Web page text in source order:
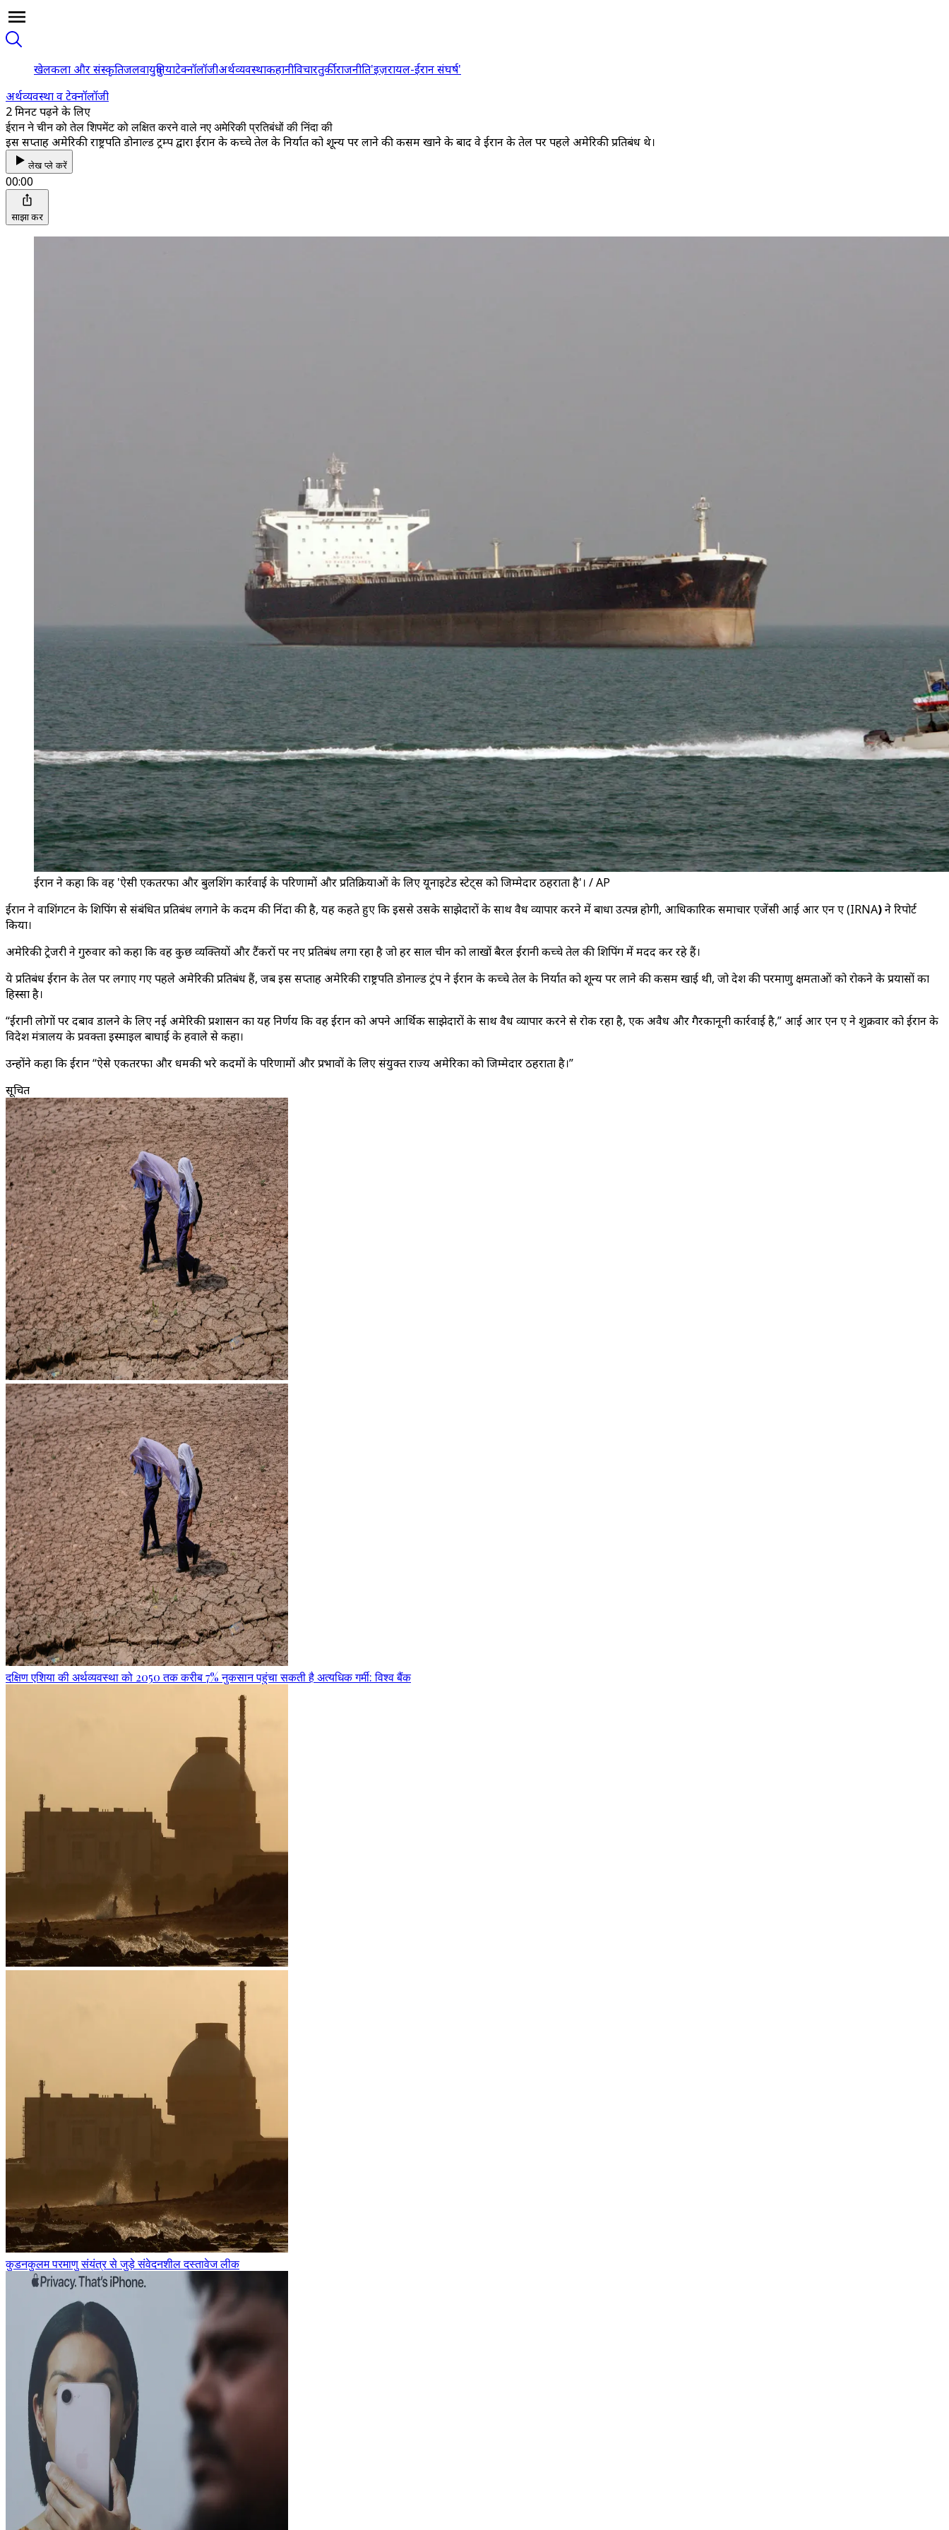
खेलकला और संस्कृतिजलवायुदुनियाटेक्नॉलॉजीअर्थव्यवस्थाकहानीविचारतुर्कीराजनीति'इज़रायल-ईरान संघर्ष'
अर्थव्यवस्था व टेक्नॉलॉजी
2 मिनट पढ़ने के लिए
ईरान ने चीन को तेल शिपमेंट को लक्षित करने वाले नए अमेरिकी प्रतिबंधों की निंदा की
इस सप्ताह अमेरिकी राष्ट्रपति डोनाल्ड ट्रम्प द्वारा ईरान के कच्चे तेल के निर्यात को शून्य पर लाने की कसम खाने के बाद वे ईरान के तेल पर पहले अमेरिकी प्रतिबंध थे।
लेख प्ले करें
00:00
साझा करें
ईरान ने कहा कि वह 'ऐसी एकतरफा और बुलशिंग कार्रवाई के परिणामों और प्रतिक्रियाओं के लिए यूनाइटेड स्टेट्स को जिम्मेदार ठहराता है'। / AP
ईरान ने वाशिंगटन के शिपिंग से संबंधित प्रतिबंध लगाने के कदम की निंदा की है, यह कहते हुए कि इससे उसके साझेदारों के साथ वैध व्यापार करने में बाधा उत्पन्न होगी, आधिकारिक समाचार एजेंसी आई आर एन ए (IRNA)ने रिपोर्ट
किया।
अमेरिकी ट्रेजरी ने गुरुवार को कहा कि वह कुछ व्यक्तियों और टैंकरों पर नए प्रतिबंध लगा रहा है जो हर साल चीन को लाखों बैरल ईरानी कच्चे तेल की शिपिंग में मदद कर रहे हैं।
ये प्रतिबंध ईरान के तेल पर लगाए गए पहले अमेरिकी प्रतिबंध हैं, जब इस सप्ताह अमेरिकी राष्ट्रपति डोनाल्ड ट्रंप ने ईरान के कच्चे तेल के निर्यात को शून्य पर लाने की कसम खाई थी, जो देश की परमाणु क्षमताओं को रोकने के प्रयासों का
हिस्सा है।
“ईरानी लोगों पर दबाव डालने के लिए नई अमेरिकी प्रशासन का यह निर्णय कि वह ईरान को अपने आर्थिक साझेदारों के साथ वैध व्यापार करने से रोक रहा है, एक अवैध और गैरकानूनी कार्रवाई है,” आई आर एन ए ने शुक्रवार को ईरान के
विदेश मंत्रालय के प्रवक्ता इस्माइल बाघाई के हवाले से कहा।
उन्होंने कहा कि ईरान “ऐसे एकतरफा और धमकी भरे कदमों के परिणामों और प्रभावों के लिए संयुक्त राज्य अमेरिका को जिम्मेदार ठहराता है।”
सूचित
दक्षिण एशिया की अर्थव्यवस्था को 2050 तक करीब 7% नुकसान पहुंचा सकती है अत्यधिक गर्मी: विश्व बैंक
कुडनकुलम परमाणु संयंत्र से जुड़े संवेदनशील दस्तावेज लीक